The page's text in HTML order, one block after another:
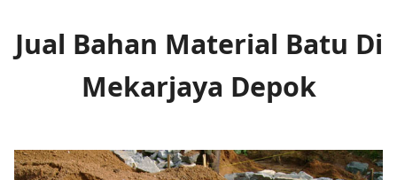
Jual Bahan Material Batu Di
Mekarjaya Depok